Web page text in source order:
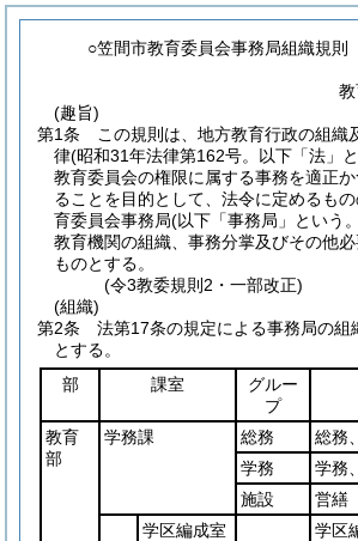
○笠間市教育委員会事務局組織規則
(趣旨)
第1条
この規則は、地方教育行政の組織
律(昭和31年法律第162号。以下「法」
教育委員会の権限に属する事務を適正
ることを目的として、法令に定めるも
育委員会事務局(以下「事務局」という
教育機関の組織、事務分掌及びその他
ものとする。
(令3教委規則2・一部改正)
(組織)
第2条
法第17条の規定による事務局の組
とする。
部
課室
グルー
プ
教育
部
学務課 総務
総務
学務
学務
施設
営繕
学区編成室
学区